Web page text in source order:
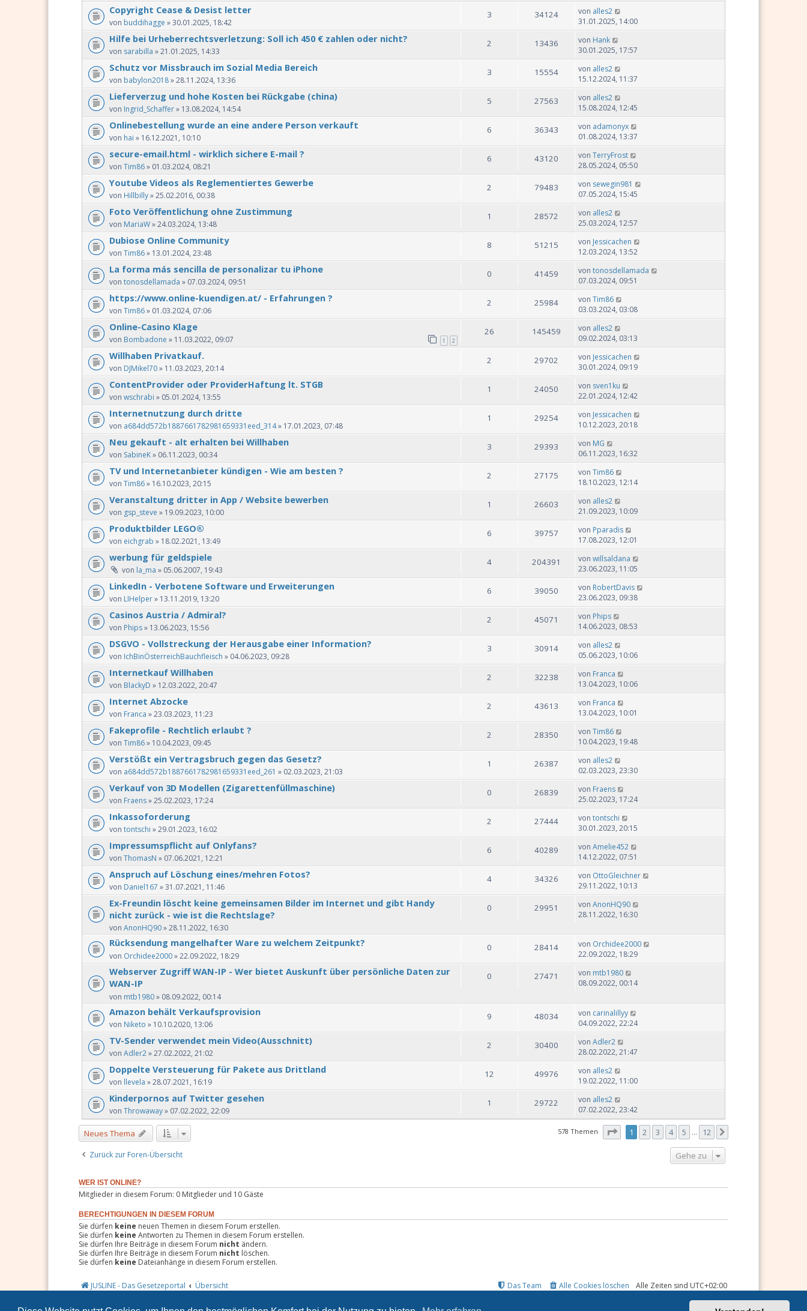
Copyright Cease & Desist letter
von buddihagge » 30.01.2025, 18:42
3 34124 von alles2
31.01.2025, 14:00
Hilfe bei Urheberrechtsverletzung: Soll ich 450 € zahlen oder nicht?
von sarabilla » 21.01.2025, 14:33
2 13436 von Hank
30.01.2025, 17:57
Schutz vor Missbrauch im Sozial Media Bereich
von babylon2018» 28.11.2024, 13:36
3 15554 von alles2
15.12.2024, 11:37
Lieferverzug und hohe Kosten bei Rückgabe (china)
von Ingrid_Schaffer» 13.08.2024, 14:54
5 27563 von alles2
15.08.2024, 12:45
Onlinebestellung wurde an eine andere Person verkauft
von hai » 16.12.2021, 10:10
6 36343 von adamonyx
01.08.2024, 13:37
secure-email.html - wirklich sichere E-mail ?
von Tim86» 01.03.2024, 08:21
6 43120 von TerryFrost
28.05.2024, 05:50
Youtube Videos als Reglementiertes Gewerbe
von Hillbilly» 25.02.2016, 00:38
2 79483 von sewegin981
07.05.2024, 15:45
Foto Veröffentlichung ohne Zustimmung
von MariaW» 24.03.2024, 13:48
1 28572 von alles2
25.03.2024, 12:57
Dubiose Online Community
von Tim86» 13.01.2024, 23:48
8 51215 von Jessicachen
12.03.2024, 13:52
La forma más sencilla de personalizar tu iPhone
von tonosdellamada » 07.03.2024, 09:51
0 41459 von tonosdellamada
07.03.2024, 09:51
https://www.online-kuendigen.at/ - Erfahrungen ?
von Tim86» 01.03.2024, 07:06
2 25984 von Tim86
03.03.2024, 03:08
Online-Casino Klage
von Bombadone » 11.03.2022, 09:07 1 2
26 145459 von alles2
09.02.2024, 03:13
Willhaben Privatkauf.
von DJMikel70» 11.03.2023, 20:14
2 29702 von Jessicachen
30.01.2024, 09:19
ContentProvider oder ProviderHaftung lt. STGB
von wschrabi » 05.01.2024, 13:55
1 24050 von sven1ku
22.01.2024, 12:42
Internetnutzung durch dritte
von a684dd572b1887661782981659331eed_314» 17.01.2023, 07:48
1 29254 von Jessicachen
10.12.2023, 20:18
Neu gekauft - alt erhalten bei Willhaben
von SabineK» 06.11.2023, 00:34
3 29393 von MG
06.11.2023, 16:32
TV und Internetanbieter kündigen - Wie am besten ?
von Tim86» 16.10.2023, 20:15
2 27175 von Tim86
18.10.2023, 12:14
Veranstaltung dritter in App / Website bewerben
von gsp_steve » 19.09.2023, 10:00
1 26603 von alles2
21.09.2023, 10:09
Produktbilder LEGO®
von eichgrab » 18.02.2021, 13:49
6 39757 von Pparadis
17.08.2023, 12:01
werbung für geldspiele
von la_ma » 05.06.2007, 19:43
4 204391 von willsaldana
23.06.2023, 11:05
LinkedIn - Verbotene Software und Erweiterungen
von LIHelper» 13.11.2019, 13:20
6 39050 von RobertDavis
23.06.2023, 09:38
Casinos Austria / Admiral?
von Phips» 13.06.2023, 15:56
2 45071 von Phips
14.06.2023, 08:53
DSGVO - Vollstreckung der Herausgabe einer Information?
von IchBinÖsterreichBauchfleisch » 04.06.2023, 09:28
3 30914 von alles2
05.06.2023, 10:06
Internetkauf Willhaben
von BlackyD » 12.03.2022, 20:47
2 32238 von Franca
13.04.2023, 10:06
Internet Abzocke
von Franca » 23.03.2023, 11:23
2 43613 von Franca
13.04.2023, 10:01
Fakeprofile - Rechtlich erlaubt ?
von Tim86» 10.04.2023, 09:45
2 28350 von Tim86
10.04.2023, 19:48
Verstößt ein Vertragsbruch gegen das Gesetz?
von a684dd572b1887661782981659331eed_261 » 02.03.2023, 21:03
1 26387 von alles2
02.03.2023, 23:30
Verkauf von 3D Modellen (Zigarettenfüllmaschine)
von Fraens» 25.02.2023, 17:24
0 26839 von Fraens
25.02.2023, 17:24
Inkassoforderung
von tontschi » 29.01.2023, 16:02
2 27444 von tontschi
30.01.2023, 20:15
Impressumspflicht auf Onlyfans?
von ThomasN » 07.06.2021, 12:21
6 40289 von Amelie452
14.12.2022, 07:51
Anspruch auf Löschung eines/mehren Fotos?
von Daniel167 » 31.07.2021, 11:46
4 34326 von OttoGleichner
29.11.2022, 10:13
Ex-Freundin löscht keine gemeinsamen Bilder im Internet und gibt Handy
nicht zurück - wie ist die Rechtslage?
von AnonHQ90» 28.11.2022, 16:30
0 29951 von AnonHQ90
28.11.2022, 16:30
Rücksendung mangelhafter Ware zu welchem Zeitpunkt?
von Orchidee2000» 22.09.2022, 18:29
0 28414 von Orchidee2000
22.09.2022, 18:29
Webserver Zugriff WAN-IP - Wer bietet Auskunft über persönliche Daten zur
WAN-IP
von mtb1980» 08.09.2022, 00:14
0 27471 von mtb1980
08.09.2022, 00:14
Amazon behält Verkaufsprovision
von Niketo » 10.10.2020, 13:06
9 48034 von carinalillyy
04.09.2022, 22:24
TV-Sender verwendet mein Video(Ausschnitt)
von Adler2» 27.02.2022, 21:02
2 30400 von Adler2
28.02.2022, 21:47
Doppelte Versteuerung für Pakete aus Drittland
von llevela » 28.07.2021, 16:19
12 49976 von alles2
19.02.2022, 11:00
Kinderpornos auf Twitter gesehen
von Throwaway» 07.02.2022, 22:09
1 29722 von alles2
07.02.2022, 23:42
Neues Thema 578 Themen Seite von
1 2 3 4 5 … 12
Zurück zur Foren-Übersicht Gehe zu
WER IST ONLINE?
Mitglieder in diesem Forum: 0 Mitglieder und 10 Gäste
BERECHTIGUNGEN IN DIESEM FORUM
Sie dürfen keine neuen Themen in diesem Forum erstellen.
Sie dürfen keine Antworten zu Themen in diesem Forum erstellen.
Sie dürfen Ihre Beiträge in diesem Forum nicht ändern.
Sie dürfen Ihre Beiträge in diesem Forum nicht löschen.
Sie dürfen keine Dateianhänge in diesem Forum erstellen.
JUSLINE - Das Gesetzeportal Übersicht Alle Zeiten sind UTC+02:00
Alle Cookies löschen
Das Team
Powered byphpBB ® Forum Software © phpBB Limited